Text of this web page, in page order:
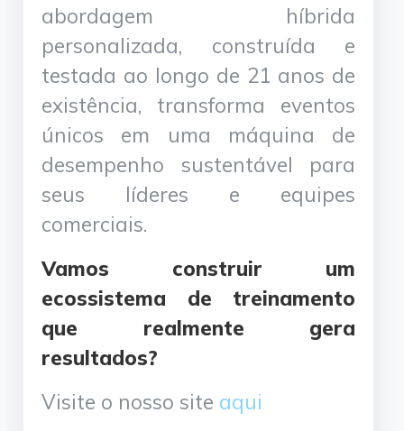
abordagem híbrida
personalizada, construída e
testada ao longo de 21 anos de
existência, transforma eventos
únicos em uma máquina de
desempenho sustentável para
seus líderes e equipes
comerciais.
Vamos construir um
ecossistema de treinamento
que realmente gera
resultados?
Visite o nosso site aqui